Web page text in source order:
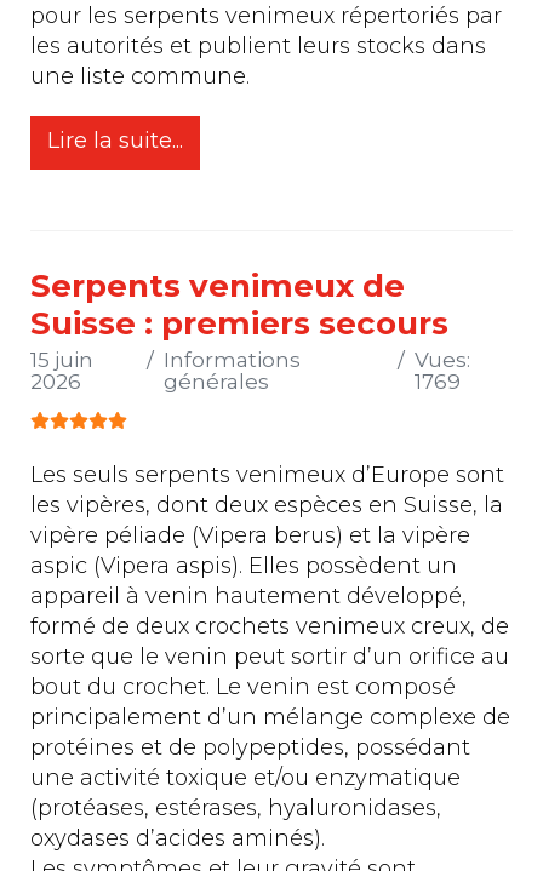
pour les serpents venimeux répertoriés par
les autorités et publient leurs stocks dans
une liste commune.
Lire la suite...
Serpents venimeux de
Suisse : premiers secours
Informations
générales
15 juin
2026
Vues:
1769
Vote utilisateur:
Les seuls serpents venimeux d’Europe sont
les vipères, dont deux espèces en Suisse, la
vipère péliade (Vipera berus) et la vipère
aspic (Vipera aspis). Elles possèdent un
appareil à venin hautement développé,
formé de deux crochets venimeux creux, de
sorte que le venin peut sortir d’un orifice au
bout du crochet. Le venin est composé
principalement d’un mélange complexe de
protéines et de polypeptides, possédant
une activité toxique et/ou enzymatique
(protéases, estérases, hyaluronidases,
oxydases d’acides aminés).